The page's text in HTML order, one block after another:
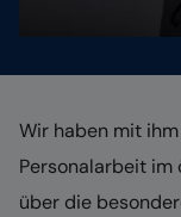
Wir haben mit
Personalarbeit
über die